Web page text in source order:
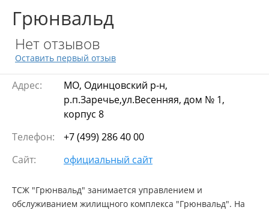
Грюнвальд
Нет отзывов
Оставить первый отзыв
Адрес:
МО, Одинцовский р-н,
р.п.Заречье,ул.Весенняя, дом № 1,
корпус 8
Телефон:
+7 (499) 286 40 00
Сайт:
официальный сайт
ТСЖ "Грюнвальд" занимается управлением и
обслуживанием жилищного комплекса "Грюнвальд". На